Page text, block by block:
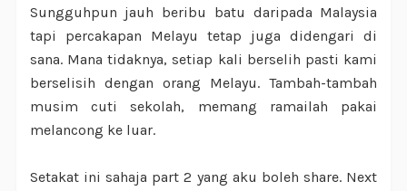
Sungguhpun jauh beribu batu daripada Malaysia
tapi percakapan Melayu tetap juga didengari di
sana. Mana tidaknya, setiap kali berselih pasti kami
berselisih dengan orang Melayu. Tambah-tambah
musim cuti sekolah, memang ramailah pakai
melancong ke luar.
Setakat ini sahaja part 2 yang aku boleh share. Next